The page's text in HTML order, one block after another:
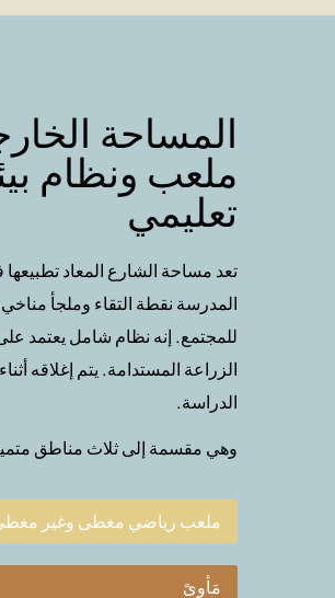
المساحة
ملعب ونظام
تعليمي
تعد مساحة الشارع المعاد
المدرسة نقطة التقاء وملجأ
للمجتمع. إنه نظام شامل يعتمد
الزراعة المستدامة. يتم إغلاقه
الدراسة.
وهي مقسمة إلى ثلاث مناطق
ملعب رياضي مغطى وغير
مَأوىً